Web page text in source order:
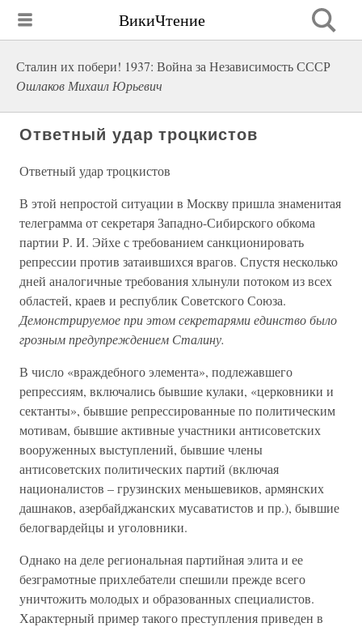
ВикиЧтение
Сталин их побери! 1937: Война за Независимость СССР
Ошлаков Михаил Юрьевич
Ответный удар троцкистов
Ответный удар троцкистов
В этой непростой ситуации в Москву пришла знаменитая
телеграмма от секретаря Западно-Сибирского обкома
партии Р. И. Эйхе с требованием санкционировать
репрессии против затаившихся врагов. Спустя несколько
дней аналогичные требования хлынули потоком из всех
областей, краев и республик Советского Союза.
Демонстрируемое при этом секретарями единство было
грозным предупреждением Сталину.
В число «враждебного элемента», подлежавшего
репрессиям, включались бывшие кулаки, «церковники и
сектанты», бывшие репрессированные по политическим
мотивам, бывшие активные участники антисоветских
вооруженных выступлений, бывшие члены
антисоветских политических партий (включая
националистов – грузинских меньшевиков, армянских
дашнаков, азербайджанских мусаватистов и пр.), бывшие
белогвардейцы и уголовники.
Однако на деле региональная партийная элита и ее
безграмотные прихлебатели спешили прежде всего
уничтожить молодых и образованных специалистов.
Характерный пример такого преступления приведен в